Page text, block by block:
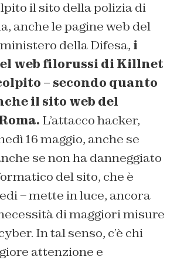
il sito della polizia di
anche le pagine web del
della Difesa, i
web filorussi di Killnet
– secondo quanto
il sito web del
L’attacco hacker,
16 maggio, anche se
se non ha danneggiato
del sito, che è
– mette in luce, ancora
di maggiori misure
In tal senso, c’è chi
attenzione e